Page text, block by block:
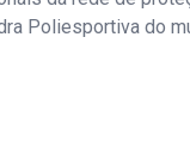
Poliesportiva do